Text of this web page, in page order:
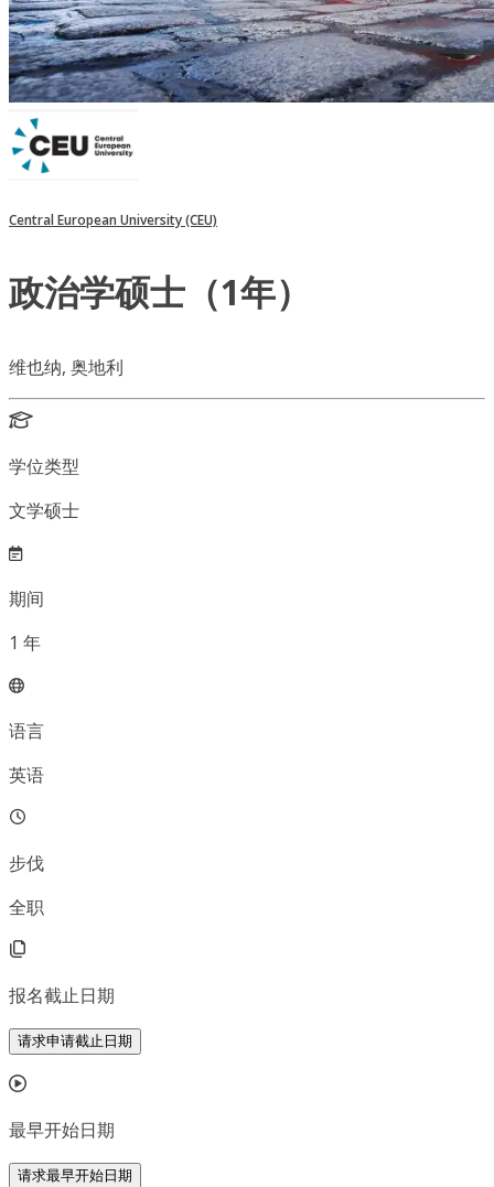
Central European University (CEU)
政治学硕士（1年）
维也纳, 奥地利
学位类型
文学硕士
期间
1 年
语言
英语
步伐
全职
报名截止日期
请求申请截止日期
最早开始日期
请求最早开始日期